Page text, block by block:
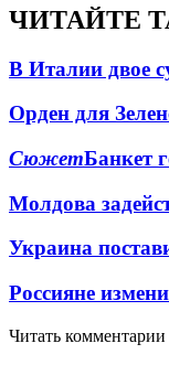
ЧИТАЙТЕ
В Италии двое
Орден для
СюжетБанкет
Молдова
Украина
Россияне
Читать комментарии